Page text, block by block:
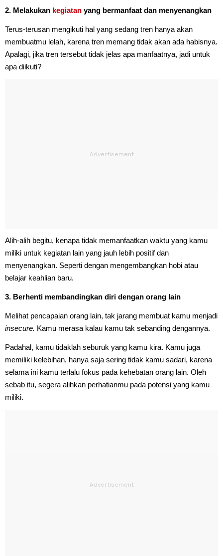
2. Melakukan kegiatan yang bermanfaat dan menyenangkan
Terus-terusan mengikuti hal yang sedang tren hanya akan
membuatmu lelah, karena tren memang tidak akan ada habisnya.
Apalagi, jika tren tersebut tidak jelas apa manfaatnya, jadi untuk
apa diikuti?
Alih-alih begitu, kenapa tidak memanfaatkan waktu yang kamu
miliki untuk kegiatan lain yang jauh lebih positif dan
menyenangkan. Seperti dengan mengembangkan hobi atau
belajar keahlian baru.
3. Berhenti membandingkan diri dengan orang lain
Melihat pencapaian orang lain, tak jarang membuat kamu menjadi
insecure. Kamu merasa kalau kamu tak sebanding dengannya.
Padahal, kamu tidaklah seburuk yang kamu kira. Kamu juga
memiliki kelebihan, hanya saja sering tidak kamu sadari, karena
selama ini kamu terlalu fokus pada kehebatan orang lain. Oleh
sebab itu, segera alihkan perhatianmu pada potensi yang kamu
miliki.